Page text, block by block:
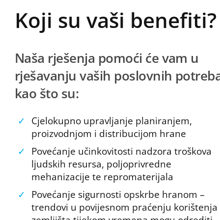
Koji su vaši benefiti?
Naša rješenja pomoći će vam u
rješavanju vaših poslovnih
kao što su:
✓
Cjelokupno upravljanje planiranjem,
proizvodnjom i distribucijom hrane
✓
Povećanje učinkovitosti nadzora troškova
ljudskih resursa, poljoprivredne
mehanizacije te repromaterijala
✓
Povećanje sigurnosti opskrbe hranom –
trendovi u povijesnom praćenju korištenja